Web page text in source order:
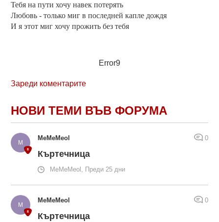
Тебя на пути хочу навек потерять
Любовь - только миг в последней капле дождя
И я этот миг хочу прожить без тебя
Error9
Зареди коментарите
НОВИ ТЕМИ ВЪВ ФОРУМА
MeMeMeol 0
Къртечница
MeMeMeol, Преди 25 дни
MeMeMeol 0
Къртечница